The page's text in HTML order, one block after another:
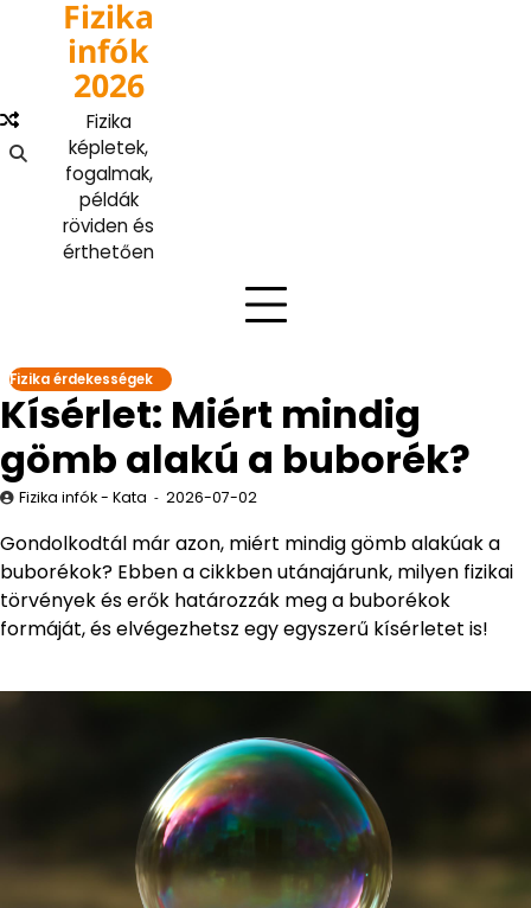
content
Fizika
infók
2026
Fizika
képletek,
fogalmak,
példák
röviden és
érthetően
Fizika érdekességek
Kísérlet: Miért mindig
gömb alakú a buborék?
Fizika infók - Kata 2026-07-02
Gondolkodtál már azon, miért mindig gömb alakúak a
buborékok? Ebben a cikkben utánajárunk, milyen fizikai
törvények és erők határozzák meg a buborékok
formáját, és elvégezhetsz egy egyszerű kísérletet is!